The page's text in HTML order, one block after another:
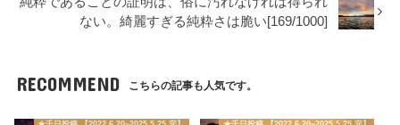
ない。綺麗すぎる純粋さは脆い[169/1000]
RECOMMEND こちらの記事も人気です。